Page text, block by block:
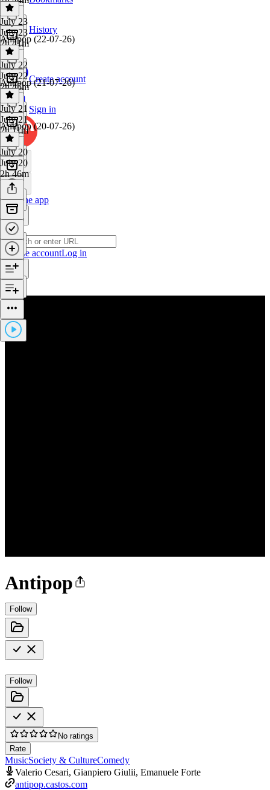
History
Create account
Sign in
Get the app
Create accountLog in
Antipop
Follow
Follow
No ratings
Rate
MusicSociety & CultureComedy
Valerio Cesari, Gianpiero Giulii, Emanuele Forte
antipop.castos.com
July 23
July 23
2h 41m
Antipop (22-07-26)
July 22
July 22
2h 45m
Antipop (21-07-26)
July 21
July 21
2h 11m
Antipop (20-07-26)
July 20
July 20
2h 46m